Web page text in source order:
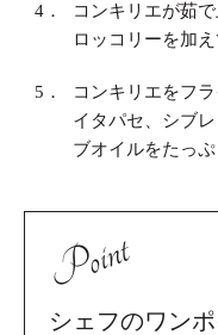
4．
コンキリエが茹
ロッコリーを加え
5．
コンキリエをフ
イタパセ、シブ
ブオイルをたっ
Point
シェフのワン